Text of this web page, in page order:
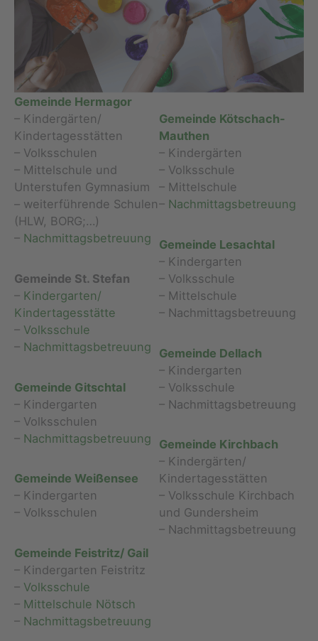
Gemeinde Hermagor
– Kindergärten/
Kindertagesstätten
– Volksschulen
– Mittelschule und
Unterstufen Gymnasium
– weiterführende Schulen
(HLW, BORG;…)
– Nachmittagsbetreuung
Gemeinde St. Stefan
– Kindergarten/
Kindertagesstätte
– Volksschule
– Nachmittagsbetreuung
Gemeinde Gitschtal
– Kindergarten
– Volksschulen
– Nachmittagsbetreuung
Gemeinde Weißensee
– Kindergarten
– Volksschulen
Gemeinde Feistritz/ Gail
– Kindergarten Feistritz
– Volksschule
– Mittelschule Nötsch
– Nachmittagsbetreuung
Gemeinde Kötschach-
Mauthen
– Kindergärten
– Volksschule
– Mittelschule
– Nachmittagsbetreuung
Gemeinde Lesachtal
– Kindergarten
– Volksschule
– Mittelschule
– Nachmittagsbetreuung
Gemeinde Dellach
– Kindergarten
– Volksschule
– Nachmittagsbetreuung
Gemeinde Kirchbach
– Kindergärten/
Kindertagesstätten
– Volksschule Kirchbach
und Gundersheim
– Nachmittagsbetreuung